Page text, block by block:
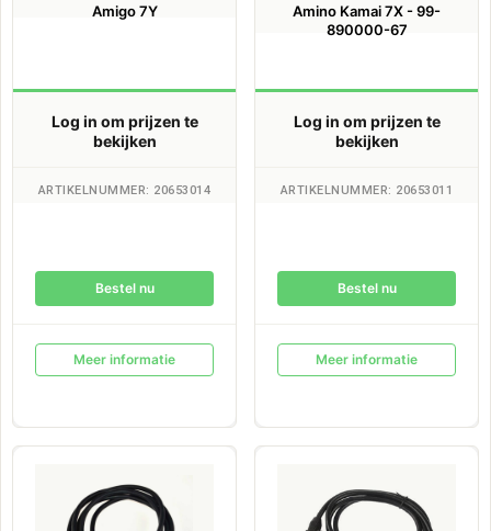
Amigo 7Y
Log in om prijzen te
bekijken
ARTIKELNUMMER: 20653014
Bestel nu
Meer informatie
Amino Kamai 7X - 99-
890000-67
Log in om prijzen te
bekijken
ARTIKELNUMMER: 20653011
Bestel nu
Meer informatie